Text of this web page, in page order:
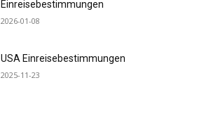
Einreisebestimmungen
2026-01-08
USA Einreisebestimmungen
2025-11-23